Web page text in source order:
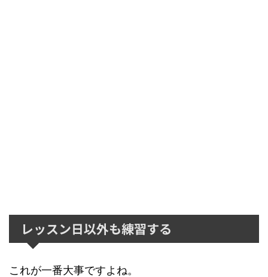
レッスン日以外も練習する
これが一番大事ですよね。